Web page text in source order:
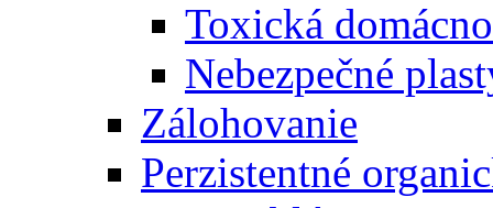
Toxická
Nebezpečné
Zálohovanie
Perzistentné